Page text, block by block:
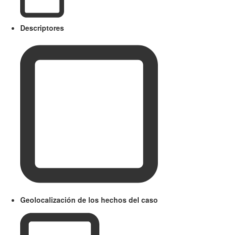
Descriptores
Geolocalización de los hechos del caso